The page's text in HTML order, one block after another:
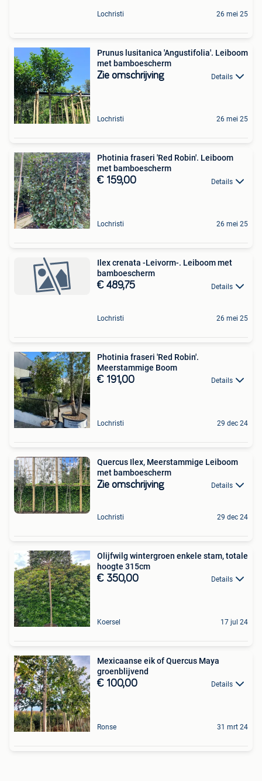
Lochristi 26 mei 25
Prunus lusitanica 'Angustifolia'. Leiboom
met bamboescherm
Zie omschrijving Details
Lochristi 26 mei 25
Photinia fraseri 'Red Robin'. Leiboom
met bamboescherm
€ 159,00 Details
Lochristi 26 mei 25
Ilex crenata -Leivorm-. Leiboom met
bamboescherm
€ 489,75 Details
Lochristi 26 mei 25
Photinia fraseri 'Red Robin'.
Meerstammige Boom
€ 191,00 Details
Lochristi 29 dec 24
Quercus Ilex, Meerstammige Leiboom
met bamboescherm
Zie omschrijving Details
Lochristi 29 dec 24
Olijfwilg wintergroen enkele stam, totale
hoogte 315cm
€ 350,00 Details
Koersel 17 jul 24
Mexicaanse eik of Quercus Maya
groenblijvend
€ 100,00 Details
Ronse 31 mrt 24